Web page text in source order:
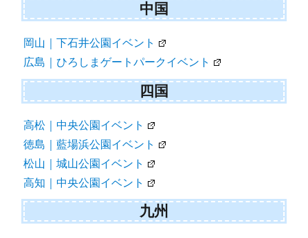
中国
岡山｜下石井公園イベント
広島｜ひろしまゲートパークイベント
四国
高松｜中央公園イベント
徳島｜藍場浜公園イベント
松山｜城山公園イベント
高知｜中央公園イベント
九州